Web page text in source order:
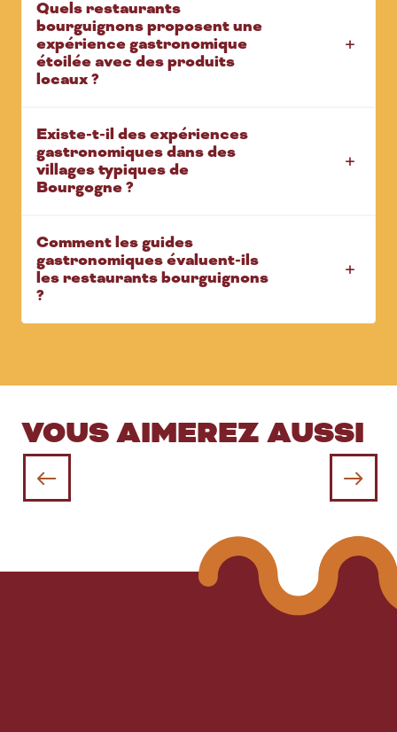
Quels restaurants
bourguignons proposent une
expérience gastronomique
étoilée avec des produits
locaux ?
Existe-t-il des expériences
gastronomiques dans des
villages typiques de
Bourgogne ?
Comment les guides
gastronomiques évaluent-ils
les restaurants bourguignons
?
VOUS AIMEREZ AUSSI